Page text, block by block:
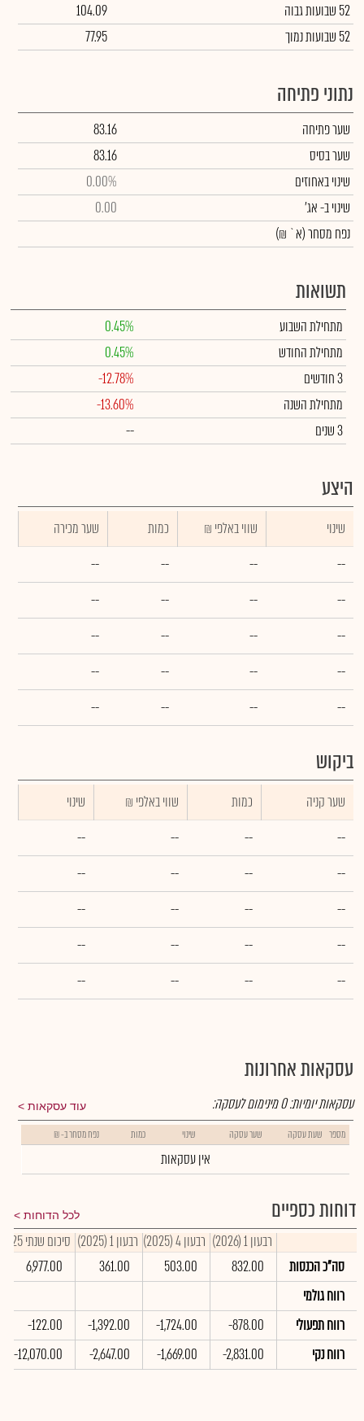
52 שבועות גבוה
104.09
52 שבועות נמוך
77.95
נתוני פתיחה
שער פתיחה
83.16
שער בסיס
83.16
שינוי באחוזים
0.00%
שינויב- אג'
0.00
נפח מסחר(א` ₪)
תשואות
מתחילת השבוע
0.45%
מתחילת החודש
0.45%
3 חודשים
-12.78%
מתחילת השנה
-13.60%
3 שנים
--
היצע
שינוי ₪ שווי באלפי כמות
שער מכירה
--
--
--
--
--
--
--
--
--
--
--
--
--
--
--
--
--
--
--
--
ביקוש
שער קניה כמות ₪ שווי באלפי
שינוי
--
--
--
--
--
--
--
--
--
--
--
--
--
--
--
--
--
--
--
--
עסקאות אחרונות
עוד עסקאות עסקאות יומיות:0מינימום לעסקה:
מספר שעת עסקה שער עסקה שינוי כמות נפח מסחר ב- ₪
אין עסקאות
דוחות כספיים לכל הדוחות
רבעון 1 (2026) רבעון 4 (2025) רבעון 1 (2025)
סיכום שנתי 2025
סה"כ הכנסות
832.00
503.00
361.00
6,977.00
רווח גולמי
רווח תפעולי
-878.00
-1,724.00
-1,392.00
-122.00
רווח נקי
-2,831.00
-1,669.00
-2,647.00
-12,070.00